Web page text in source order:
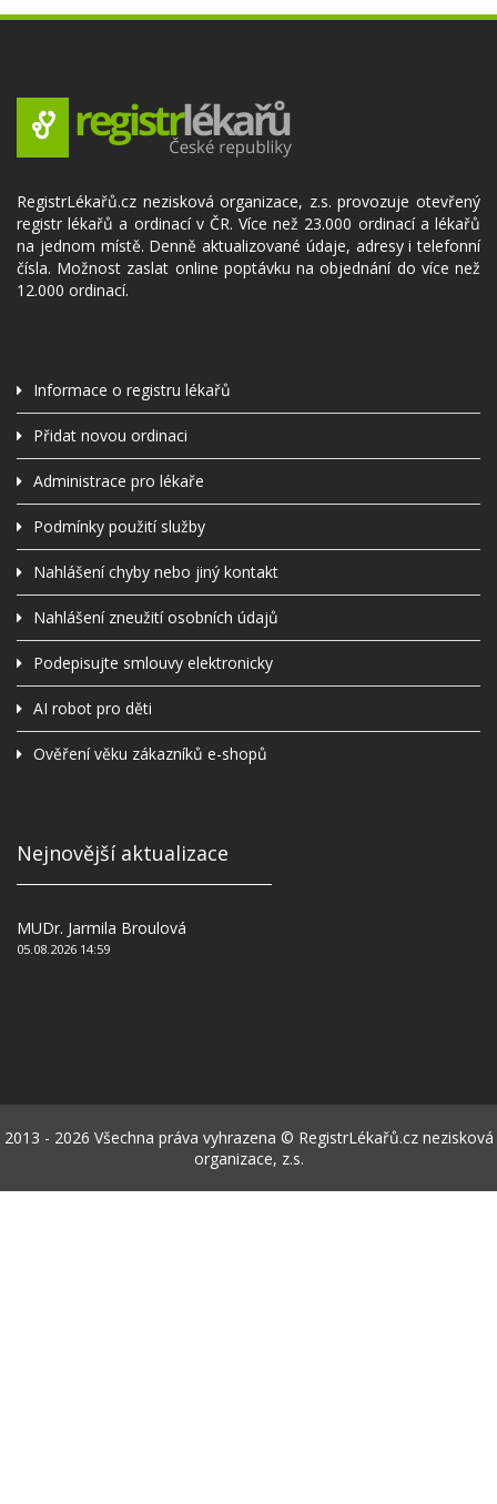
RegistrLékařů.cz nezisková organizace, z.s. provozuje otevřený
registr lékařů a ordinací v ČR. Více než 23.000 ordinací a lékařů
na jednom místě. Denně aktualizované údaje, adresy i telefonní
čísla. Možnost zaslat online poptávku na objednání do více než
12.000 ordinací.
Informace o registru lékařů
Přidat novou ordinaci
Administrace pro lékaře
Podmínky použití služby
Nahlášení chyby nebo jiný kontakt
Nahlášení zneužití osobních údajů
Podepisujte smlouvy elektronicky
AI robot pro děti
Ověření věku zákazníků e-shopů
Nejnovější aktualizace
MUDr. Jarmila Broulová
05.08.2026 14:59
2013 - 2026 Všechna práva vyhrazena © RegistrLékařů.cz nezisková
organizace, z.s.